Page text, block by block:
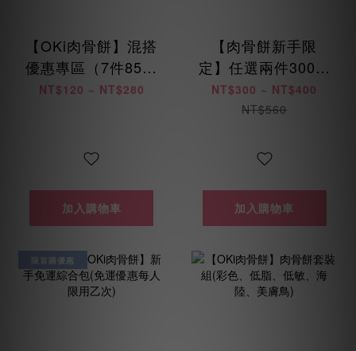
【OKi肉骨餅】混搭
優惠專區（7件85折
/ 14件8折 / 28件75
NT$120 ~ NT$280
加入購物車
【肉骨餅新手限
定】任選兩件300元
起 (每位會員限購乙
次)
NT$300 ~ NT$400
NT$560
加入購物車
限首購優惠